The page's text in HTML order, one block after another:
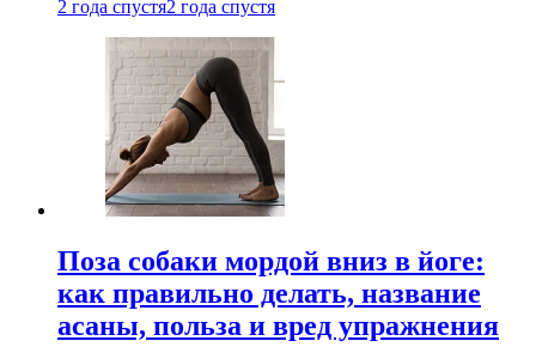
2 года спустя2 года спустя
Поза собаки мордой вниз в йоге:
как правильно делать, название
асаны, польза и вред упражнения